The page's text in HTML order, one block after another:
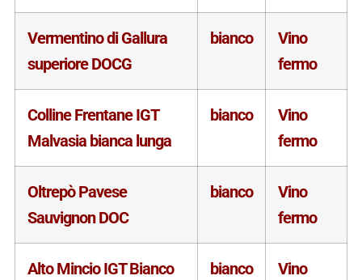
Vermentino di Gallura
superiore DOCG
bianco
Vino
fermo
Colline Frentane IGT
Malvasia bianca lunga
bianco
Vino
fermo
Oltrepò Pavese
Sauvignon DOC
bianco
Vino
fermo
Alto Mincio IGT Bianco bianco
Vino